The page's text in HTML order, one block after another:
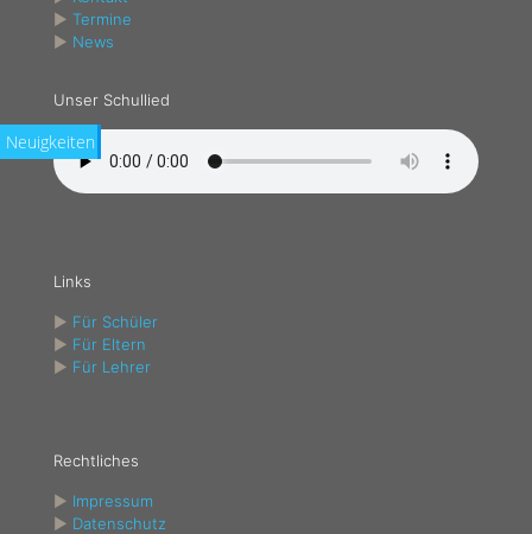
► Termine
► News
Unser Schullied
Links
► Für Schüler
► Für Eltern
► Für Lehrer
Rechtliches
► Impressum
► Datenschutz
Neuigkeiten